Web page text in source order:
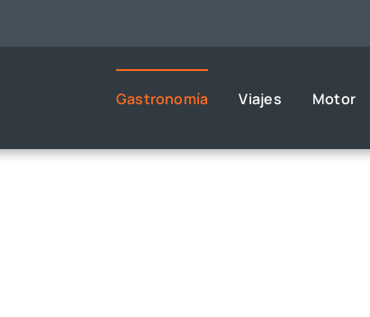
Gastronomía Viajes Motor